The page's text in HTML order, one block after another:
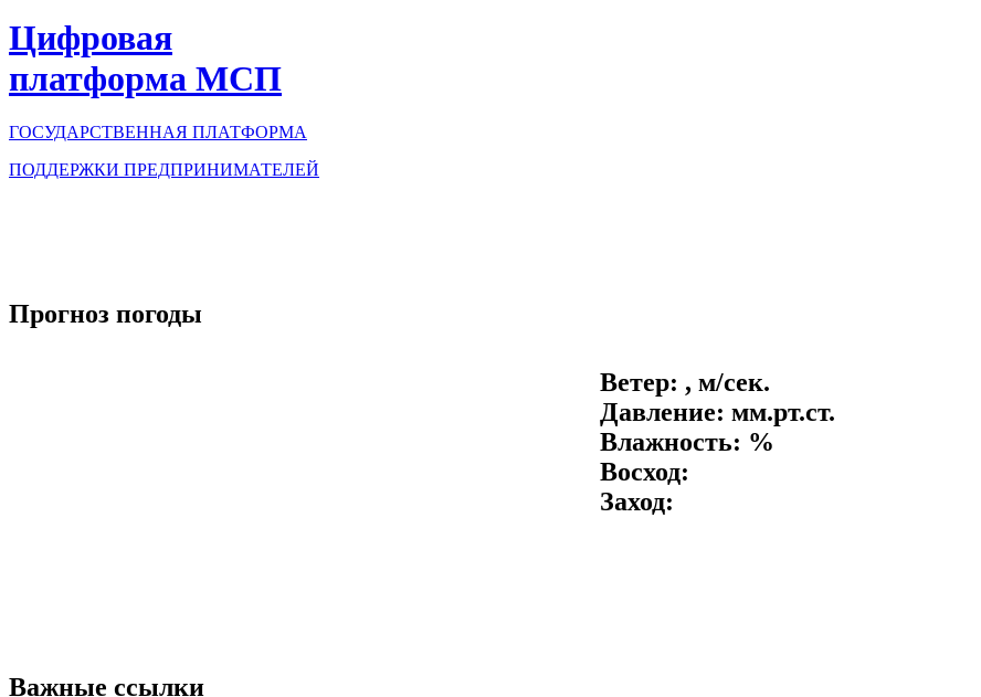
Цифровая
платформа МСП
ГОСУДАРСТВЕННАЯ ПЛАТФОРМА
ПОДДЕРЖКИ ПРЕДПРИНИМАТЕЛЕЙ
Прогноз погоды
Ветер: , м/сек.
Давление: мм.рт.ст.
Влажность: %
Восход:
Заход:
Важные ссылки